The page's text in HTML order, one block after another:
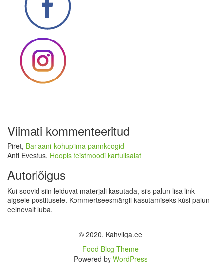
Viimati kommenteeritud
Piret, Banaani-kohupiima pannkoogid
Anti Evestus, Hoopis teistmoodi kartulisalat
Autoriõigus
Kui soovid siin leiduvat materjali kasutada, siis palun lisa link
algsele postitusele. Kommertseesmärgil kasutamiseks küsi palun
eelnevalt luba.
© 2020, Kahvliga.ee
Food Blog Theme
Powered by WordPress